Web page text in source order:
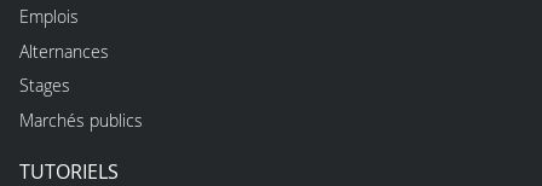
Emplois
Alternances
Stages
Marchés publics
TUTORIELS